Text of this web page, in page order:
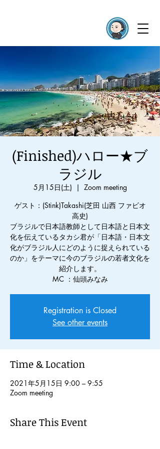
(Finished)ハロー★ブ
ラジル
5月15日(土)
  |
Zoom meeting
ゲスト：(Stink)Takashi(芝田 山西 ファビオ
高史)
ブラジルで日本語教師として日本語と日本文
化を伝えているタカシ君が「日本語・日本文
化がブラジル人にどのように捉えられている
のか」をテーマに今のブラジルの若者文化を
紹介します。
MC ：仙頭みなみ
Registration is Closed
See other events
Time & Location
2021年5月15日 9:00 – 9:55
Zoom meeting
Share This Event